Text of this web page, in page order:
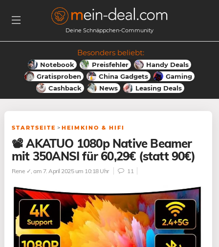
Deine Schnäppchen-Community
Besonders beliebt:
Notebook Preisfehler
Handy Deals
Gratisproben
China Gadgets
Gaming
Cashback
News Leasing Deals
STARTSEITE > HEIMKINO & HIFI
📽️ AKATUO 1080p Native Beamer
mit 350ANSI für 60,29€ (statt 90€)
Rene ✓, am 7. April 2025 um 10:18 Uhr 11